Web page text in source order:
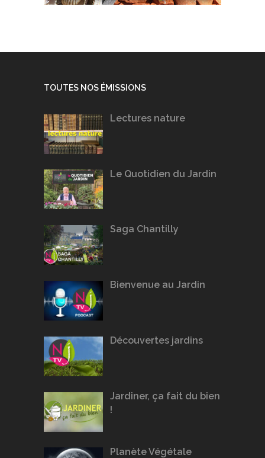
TOUTES NOS ÉMISSIONS
Lectures nature
Le Quotidien du Jardin
Saga Chantilly
Bienvenue au Jardin
Découvertes jardins
Jardiner, ça fait du bien
!
Planète Végétale